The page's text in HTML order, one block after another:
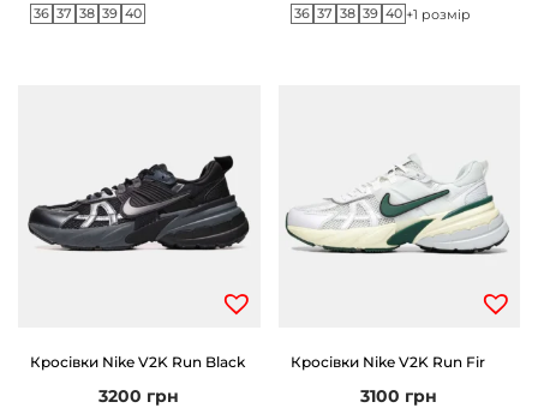
36 37 38 39 40 36 37 38 39 40 +1 розмір
Кросівки Nike V2K Run Black
3200 грн
Кросівки Nike V2K Run Fir
3100 грн